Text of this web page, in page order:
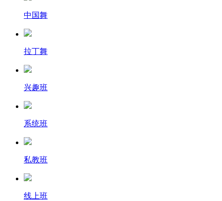
中国舞
拉丁舞
兴趣班
系统班
私教班
线上班